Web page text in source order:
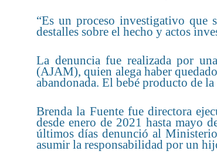
“Es un proceso investigativo que
destalles sobre el hecho y actos
La denuncia fue realizada por
(AJAM), quien alega haber
abandonada. El bebé producto de
Brenda la Fuente fue directora
desde enero de 2021 hasta mayo
últimos días denunció al
asumir la responsabilidad por un